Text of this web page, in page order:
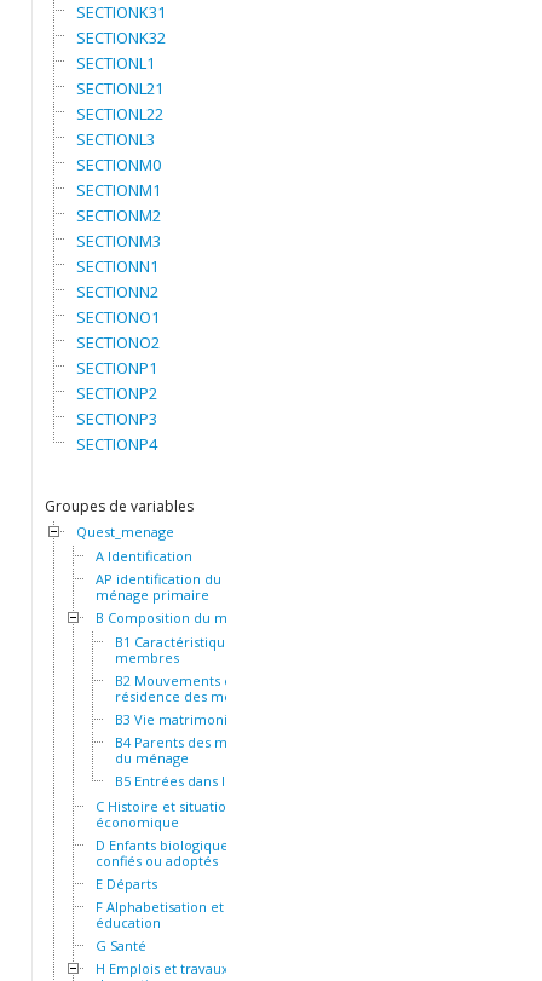
SECTIONK31
SECTIONK32
SECTIONL1
SECTIONL21
SECTIONL22
SECTIONL3
SECTIONM0
SECTIONM1
SECTIONM2
SECTIONM3
SECTIONN1
SECTIONN2
SECTIONO1
SECTIONO2
SECTIONP1
SECTIONP2
SECTIONP3
SECTIONP4
Groupes de variables
Quest_menage
A Identification
AP identification du
ménage primaire
B Composition du ménage
B1 Caractéristiques des
membres
B2 Mouvements et
résidence des membres
B3 Vie matrimoniale
B4 Parents des membres
du ménage
B5 Entrées dans le ménage
C Histoire et situation socio-
économique
D Enfants biologiques,
confiés ou adoptés
E Départs
F Alphabetisation et
éducation
G Santé
H Emplois et travaux